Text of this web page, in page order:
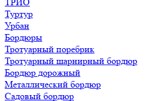
Туртур
Урбан
Бордюры
Тротуарный поребрик
Тротуарный шарнирный бордюр
Бордюр дорожный
Металлический бордюр
Садовый бордюр